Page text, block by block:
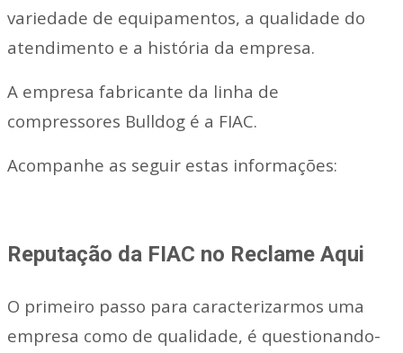
variedade de equipamentos, a qualidade do
atendimento e a história da empresa.
A empresa fabricante da linha de
compressores Bulldog é a FIAC.
Acompanhe as seguir estas informações:
Reputação da FIAC no Reclame Aqui
O primeiro passo para caracterizarmos uma
empresa como de qualidade, é questionando-